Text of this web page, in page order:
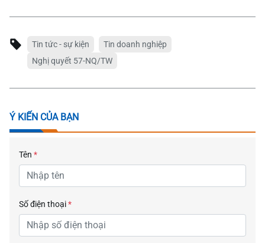
Tin tức - sự kiện
Tin doanh nghiệp
Nghị quyết 57-NQ/TW
Ý KIẾN CỦA BẠN
Tên *
Số điện thoại*